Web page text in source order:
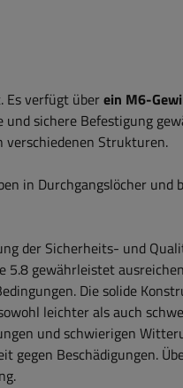
Es verfügt überein M6-
und sichere Befestigung
verschiedenen Strukturen.
in Durchgangslöcher und
der Sicherheits- und
5.8 gewährleistet
Die solide
leichter als auch
und schwierigen
Beschädigungen.